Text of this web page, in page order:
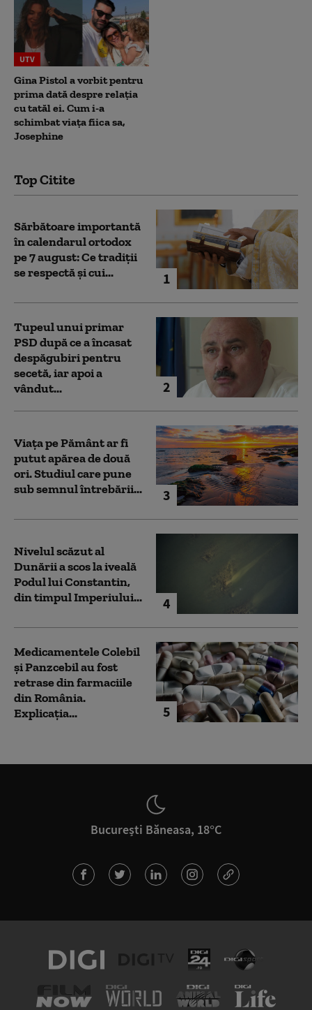
UTV
Gina Pistol a vorbit pentru
prima dată despre relația
cu tatăl ei. Cum i-a
schimbat viața fiica sa,
Josephine
Top Citite
1
Sărbătoare importantă
în calendarul ortodox
pe 7 august: Ce tradiții
se respectă și cui...
2
Tupeul unui primar
PSD după ce a încasat
despăgubiri pentru
secetă, iar apoi a
vândut...
3
Viața pe Pământ ar fi
putut apărea de două
ori. Studiul care pune
sub semnul întrebării...
4
Nivelul scăzut al
Dunării a scos la iveală
Podul lui Constantin,
din timpul Imperiului...
5
Medicamentele Colebil
și Panzcebil au fost
retrase din farmaciile
din România.
Explicația...
București Băneasa, 18°C